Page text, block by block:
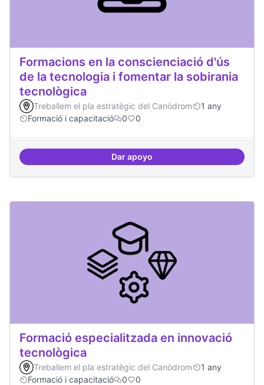
Formacions en la conscienciació d'ús
de la tecnologia i fomentar la sobirania
tecnològica
Treballem el pla estratègic del Canòdrom
1 any
Formació i capacitació
0 0
Dar apoyoFormacions en la
Formació especialitzada en innovació
tecnològica
Treballem el pla estratègic del Canòdrom
1 any
Formació i capacitació
0 0